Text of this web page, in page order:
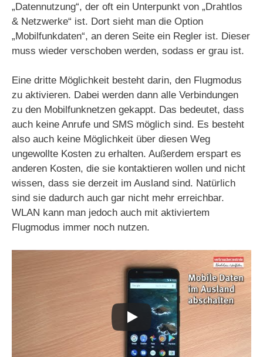
„Datennutzung“, der oft ein Unterpunkt von „Drahtlos
& Netzwerke“ ist. Dort sieht man die Option
„Mobilfunkdaten“, an deren Seite ein Regler ist. Dieser
muss wieder verschoben werden, sodass er grau ist.
Eine dritte Möglichkeit besteht darin, den Flugmodus
zu aktivieren. Dabei werden dann alle Verbindungen
zu den Mobilfunknetzen gekappt. Das bedeutet, dass
auch keine Anrufe und SMS möglich sind. Es besteht
also auch keine Möglichkeit über diesen Weg
ungewollte Kosten zu erhalten. Außerdem erspart es
anderen Kosten, die sie kontaktieren wollen und nicht
wissen, dass sie derzeit im Ausland sind. Natürlich
sind sie dadurch auch gar nicht mehr erreichbar.
WLAN kann man jedoch auch mit aktiviertem
Flugmodus immer noch nutzen.